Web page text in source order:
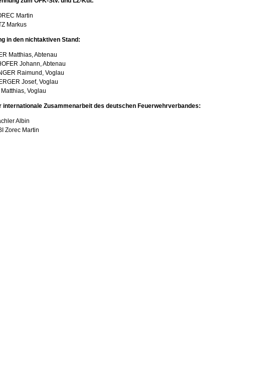
Martin
Markus
in den nichtaktiven Stand:
Matthias, Abtenau
Johann, Abtenau
Raimund, Voglau
Josef, Voglau
Voglau
internationale Zusammenarbeit des deutschen Feuerwehrverbandes:
Albin
Zorec Martin